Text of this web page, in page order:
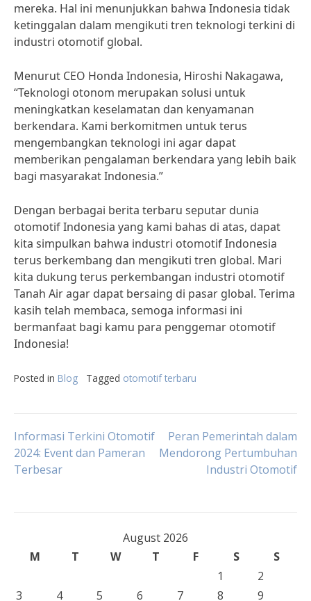
mereka. Hal ini menunjukkan bahwa Indonesia tidak
ketinggalan dalam mengikuti tren teknologi terkini di
industri otomotif global.
Menurut CEO Honda Indonesia, Hiroshi Nakagawa,
“Teknologi otonom merupakan solusi untuk
meningkatkan keselamatan dan kenyamanan
berkendara. Kami berkomitmen untuk terus
mengembangkan teknologi ini agar dapat
memberikan pengalaman berkendara yang lebih baik
bagi masyarakat Indonesia.”
Dengan berbagai berita terbaru seputar dunia
otomotif Indonesia yang kami bahas di atas, dapat
kita simpulkan bahwa industri otomotif Indonesia
terus berkembang dan mengikuti tren global. Mari
kita dukung terus perkembangan industri otomotif
Tanah Air agar dapat bersaing di pasar global. Terima
kasih telah membaca, semoga informasi ini
bermanfaat bagi kamu para penggemar otomotif
Indonesia!
Posted in Blog Tagged otomotif terbaru
Post
navigation
Informasi Terkini Otomotif
2024: Event dan Pameran
Terbesar
Peran Pemerintah dalam
Mendorong Pertumbuhan
Industri Otomotif
August 2026
M
T W T F S
S
1
2
3
4 5 6 7 8
9